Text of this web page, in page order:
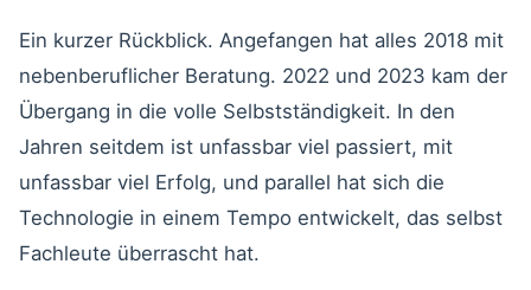
Ein kurzer Rückblick. Angefangen hat alles 2018 mit
nebenberuflicher Beratung. 2022 und 2023 kam der
Übergang in die volle Selbstständigkeit. In den
Jahren seitdem ist unfassbar viel passiert, mit
unfassbar viel Erfolg, und parallel hat sich die
Technologie in einem Tempo entwickelt, das selbst
Fachleute überrascht hat.